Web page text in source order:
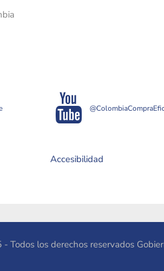
Accesibilidad
Todos los derechos reservados